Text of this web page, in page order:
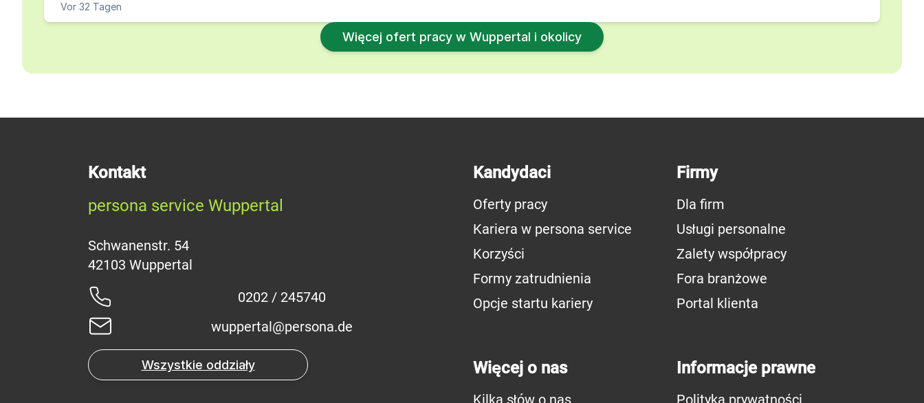
Vor 32 Tagen
Więcej ofert pracy w Wuppertal i okolicy
Kontakt
persona service Wuppertal
Schwanenstr. 54
0202 / 245740
wuppertal@persona.de
Wszystkie oddziały
Kandydaci
Oferty pracy
Kariera w persona service
Korzyści
Formy zatrudnienia
Opcje startu kariery
Firmy
Dla firm
Usługi personalne
Zalety współpracy
Fora branżowe
Portal klienta
Więcej o nas
Kilka słów o nas
Informacje prawne
Polityka prywatności